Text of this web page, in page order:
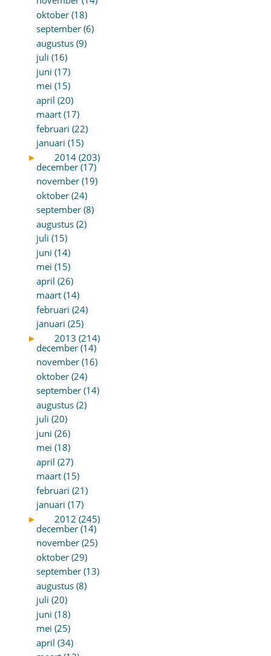
oktober (18)
september (6)
augustus (9)
juli (16)
juni (17)
mei (15)
april (20)
maart (17)
februari (22)
januari (15)
►
2014 (203)
december (17)
november (19)
oktober (24)
september (8)
augustus (2)
juli (15)
juni (14)
mei (15)
april (26)
maart (14)
februari (24)
januari (25)
►
2013 (214)
december (14)
november (16)
oktober (24)
september (14)
augustus (2)
juli (20)
juni (26)
mei (18)
april (27)
maart (15)
februari (21)
januari (17)
►
2012 (245)
december (14)
november (25)
oktober (29)
september (13)
augustus (8)
juli (20)
juni (18)
mei (25)
april (34)